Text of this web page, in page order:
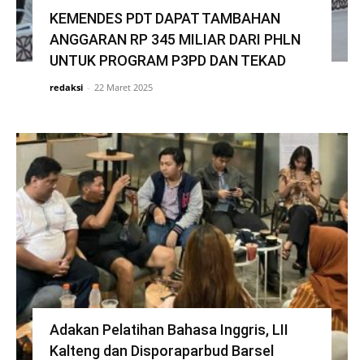
KEMENDES PDT DAPAT TAMBAHAN
ANGGARAN RP 345 MILIAR DARI PHLN
UNTUK PROGRAM P3PD DAN TEKAD
redaksi - 22 Maret 2025
Adakan Pelatihan Bahasa Inggris, LII
Kalteng dan Disporaparbud Barsel